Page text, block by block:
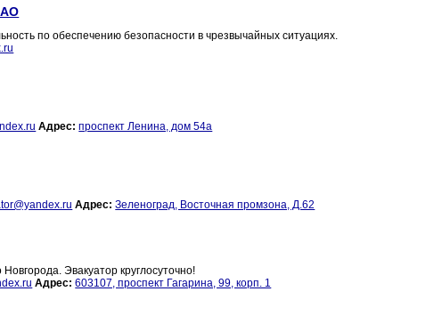
по обеспечению безопасности в чрезвычайных ситуациях.
Адрес: проспект Ленина, дом 54а
Адрес: Зеленоград, Восточная промзона, Д.62
Эвакуатор круглосуточно!
Адрес: 603107, проспект Гагарина, 99, корп. 1